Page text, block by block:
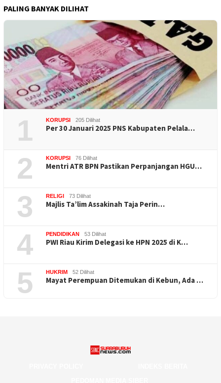
PALING BANYAK DILIHAT
1 KORUPSI 205 Dilihat
Per 30 Januari 2025 PNS Kabupaten Pelala…
2 KORUPSI 76 Dilihat
Mentri ATR BPN Pastikan Perpanjangan HGU…
3 RELIGI 73 Dilihat
Majlis Ta’lim Assakinah Taja Perin…
4 PENDIDIKAN 53 Dilihat
PWI Riau Kirim Delegasi ke HPN 2025 di K…
5 HUKRIM 52 Dilihat
Mayat Perempuan Ditemukan di Kebun, Ada …